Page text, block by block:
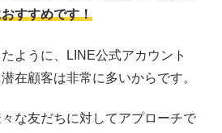
すすめです！
ように、LINE公式アカウント
在顧客は非常に多いからです。
な友だちに対してアプローチで